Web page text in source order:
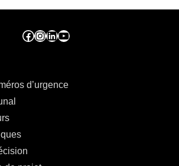
Facebook ville de seraing Instragram ville de seraing linkedin – ville de seraing YouTube
d’urgence